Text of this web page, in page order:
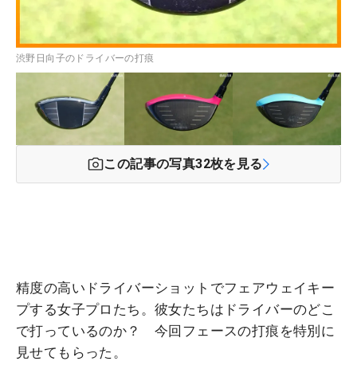
渋野日向子のドライバーの打痕
この記事の写真32枚を見る
精度の高いドライバーショットでフェアウェイキー
プする女子プロたち。彼女たちはドライバーのどこ
で打っているのか？ 今回フェースの打痕を特別に
見せてもらった。